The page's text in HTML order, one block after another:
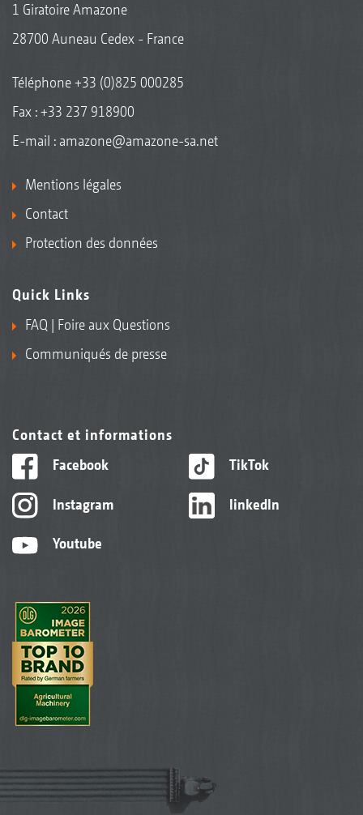
1 Giratoire Amazone
28700 Auneau Cedex - France
Téléphone+33 (0)825 000285
Fax : +33 237 918900
E-mail : amazone@amazone-sa.net
Mentions légales
Contact
Protection des données
Quick Links
FAQ | Foire aux Questions
Communiqués de presse
Contact et informations
Facebook
Instagram
Youtube
TikTok
linkedIn